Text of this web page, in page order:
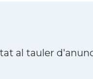
al tauler